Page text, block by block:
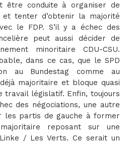
être conduite à organiser de
et tenter d’obtenir la majorité
le FDP. S’il y a échec des
peut aussi décider de
minoritaire CDU-CSU.
dans ce cas, que le SPD
au Bundestag comme au
majoritaire et bloque quasi
travail législatif. Enfin, toujours
des négociations, une autre
les partis de gauche à former
reposant sur une
/ Les Verts. Ce serait un